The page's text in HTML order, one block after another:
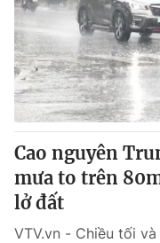
Cao nguyên
mưa to trên
lở đất
VTV.vn - Chiều tối